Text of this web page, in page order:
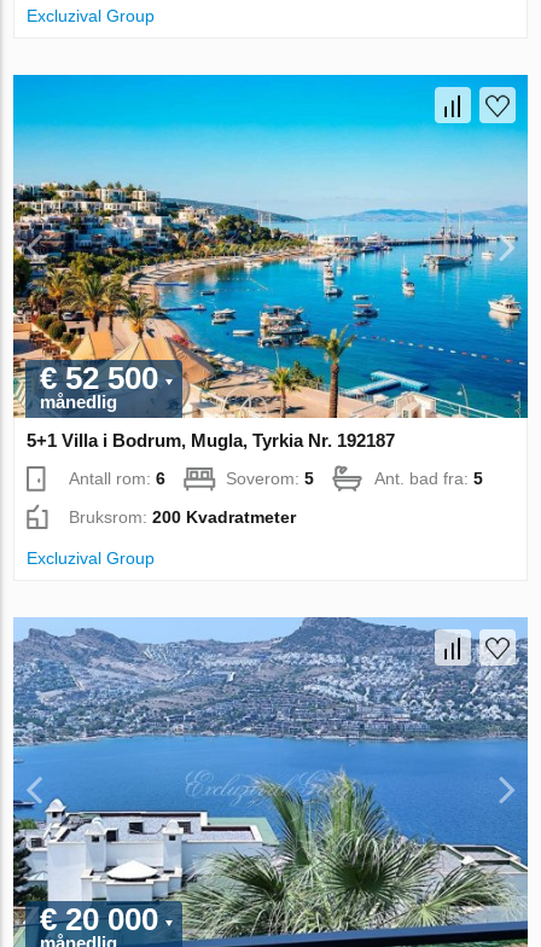
Excluzival Group
€ 52 500
månedlig
5+1 Villa i Bodrum, Mugla, Tyrkia Nr. 192187
Antall rom:6 Soverom:5 Ant. bad fra:5
Bruksrom:200 Kvadratmeter
Excluzival Group
€ 20 000